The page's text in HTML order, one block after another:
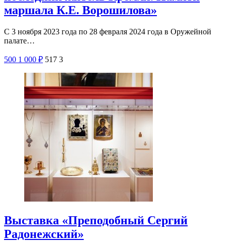
маршала К.Е. Ворошилова»
С 3 ноября 2023 года по 28 февраля 2024 года в Оружейной
палате…
500 1 000 ₽ 517 3
Выставка «Преподобный Сергий
Радонежский»